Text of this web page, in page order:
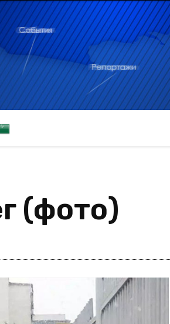
T
(фото)